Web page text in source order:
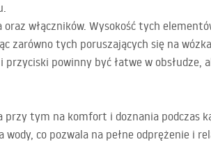
włączników. Wysokość tych
zarówno tych poruszających się na
powinny być łatwe w obsłudze,
przy tym na komfort i doznania podczas
co pozwala na pełne odprężenie i